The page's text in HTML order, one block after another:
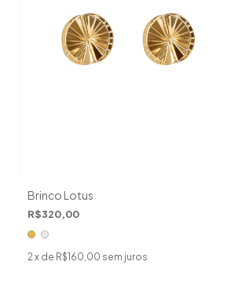
Brinco Lotus
R$320,00
2x de R$160,00 sem juros